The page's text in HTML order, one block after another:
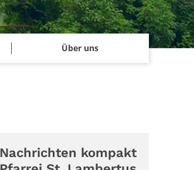
Über uns
Nachrichten kompakt